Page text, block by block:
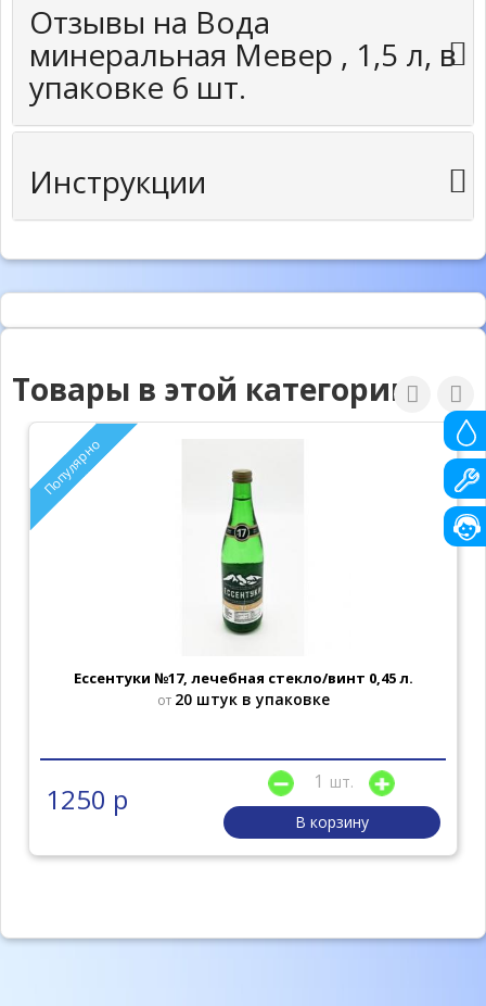
Отзывы на Вода
минеральная Мевер , 1,5 л, в
упаковке 6 шт.
Инструкции
Товары в этой категории
Популярно
Ессентуки №17, лечебная стекло/винт 0,45 л.
от 20 штук в упаковке
1250 р
шт.
В корзину